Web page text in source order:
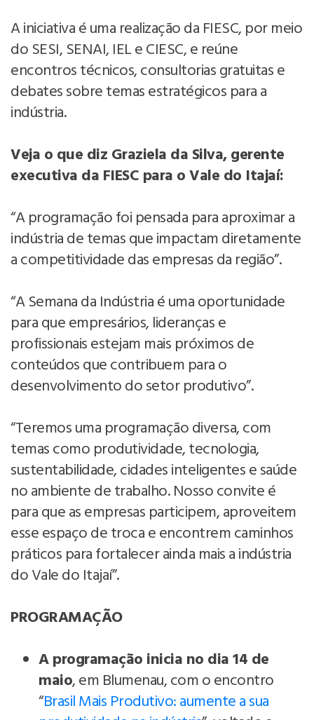
A iniciativa é uma realização da FIESC, por meio
do SESI, SENAI, IEL e CIESC, e reúne
encontros técnicos, consultorias gratuitas e
debates sobre temas estratégicos para a
indústria.
Veja o que diz Graziela da Silva, gerente
executiva da FIESC para o Vale do Itajaí:
“A programação foi pensada para aproximar a
indústria de temas que impactam diretamente
a competitividade das empresas da região”.
“A Semana da Indústria é uma oportunidade
para que empresários, lideranças e
profissionais estejam mais próximos de
conteúdos que contribuem para o
desenvolvimento do setor produtivo”.
“Teremos uma programação diversa, com
temas como produtividade, tecnologia,
sustentabilidade, cidades inteligentes e saúde
no ambiente de trabalho. Nosso convite é
para que as empresas participem, aproveitem
esse espaço de troca e encontrem caminhos
práticos para fortalecer ainda mais a indústria
do Vale do Itajaí”.
PROGRAMAÇÃO
A programação inicia no dia 14 de
maio, em Blumenau, com o encontro
“Brasil Mais Produtivo: aumente a sua